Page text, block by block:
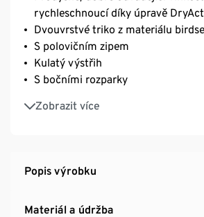
rychleschnoucí díky úpravě
Dvouvrstvé triko z materiálu
S polovičním zipem
Kulatý výstřih
S bočními rozparky
Zobrazit více
Mírně zaoblený a prodloužený
Popis výrobku
Materiál a údržba